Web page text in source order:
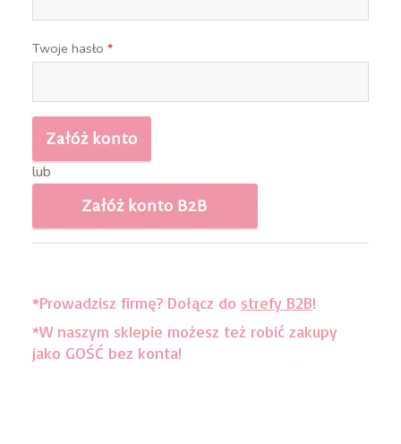
Twoje hasło *
lub
*Prowadzisz firmę? Dołącz do strefy B2B!
*W naszym sklepie możesz też robić zakupy
jako GOŚĆ bez konta!